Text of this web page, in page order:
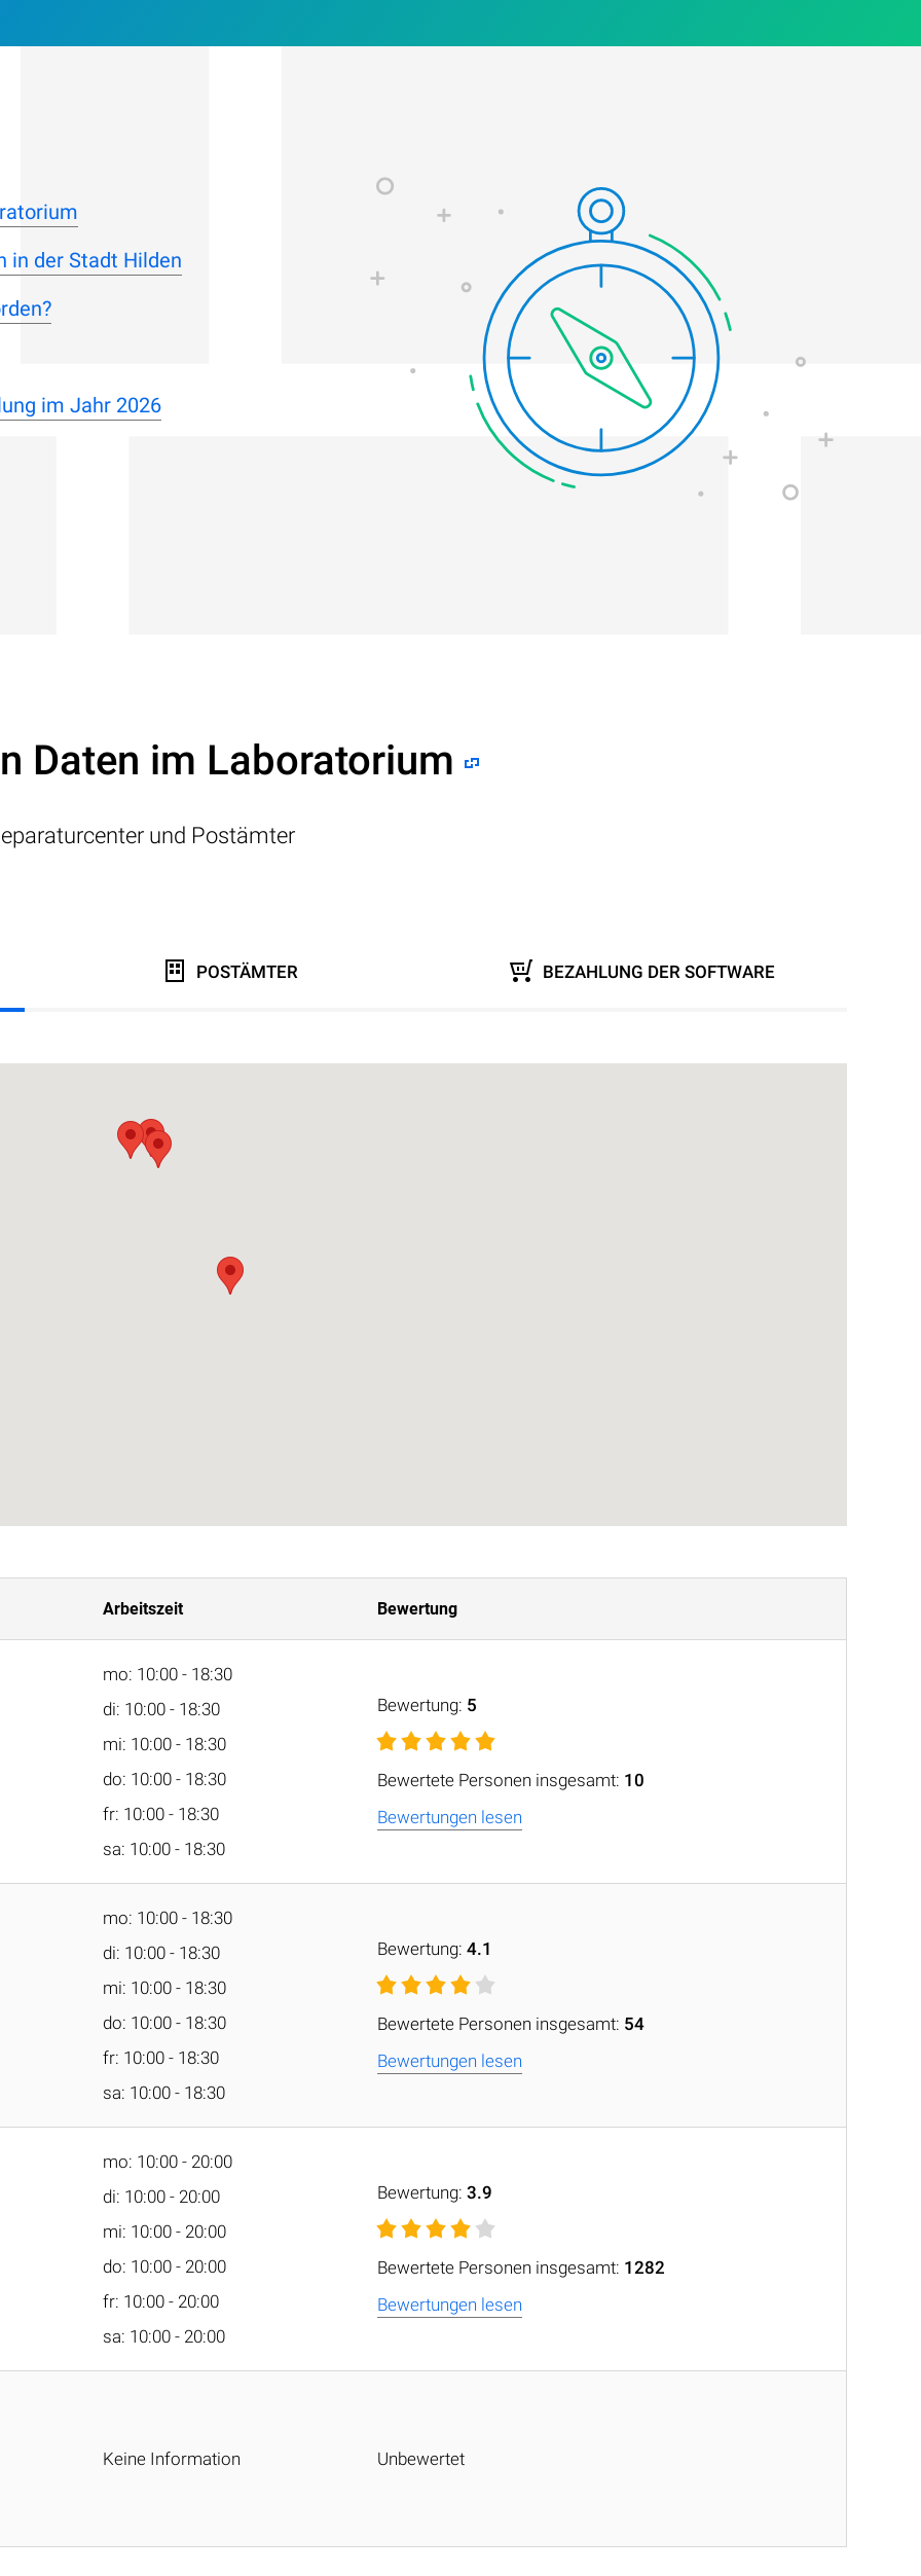
in der Stadt Hilden
im Jahr 2026
Daten im Laboratorium
und Postämter
POSTÄMTER BEZAHLUNG DER SOFTWARE
Arbeitszeit Bewertung
mo: 10:00 - 18:30
di: 10:00 - 18:30
mi: 10:00 - 18:30
do: 10:00 - 18:30
fr: 10:00 - 18:30
sa: 10:00 - 18:30
Bewertung: 5
Bewertete Personen insgesamt: 10
Bewertungen lesen
mo: 10:00 - 18:30
di: 10:00 - 18:30
mi: 10:00 - 18:30
do: 10:00 - 18:30
fr: 10:00 - 18:30
sa: 10:00 - 18:30
Bewertung: 4.1
Bewertete Personen insgesamt: 54
Bewertungen lesen
mo: 10:00 - 20:00
di: 10:00 - 20:00
mi: 10:00 - 20:00
do: 10:00 - 20:00
fr: 10:00 - 20:00
sa: 10:00 - 20:00
Bewertung: 3.9
Bewertete Personen insgesamt: 1282
Bewertungen lesen
Keine Information Unbewertet